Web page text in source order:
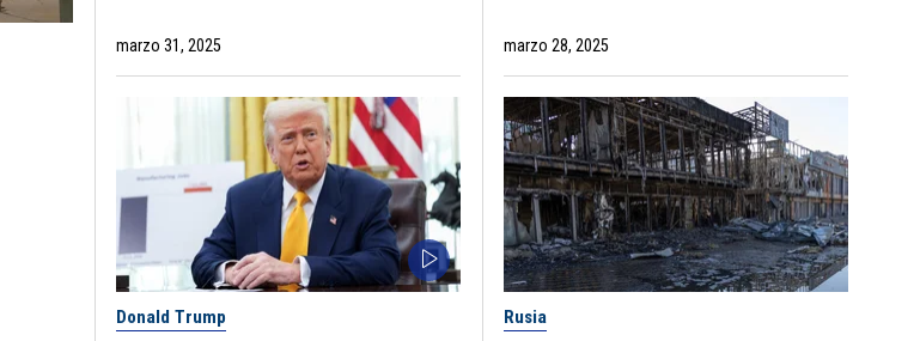
marzo 31, 2025 marzo 28, 2025
Donald Trump Rusia